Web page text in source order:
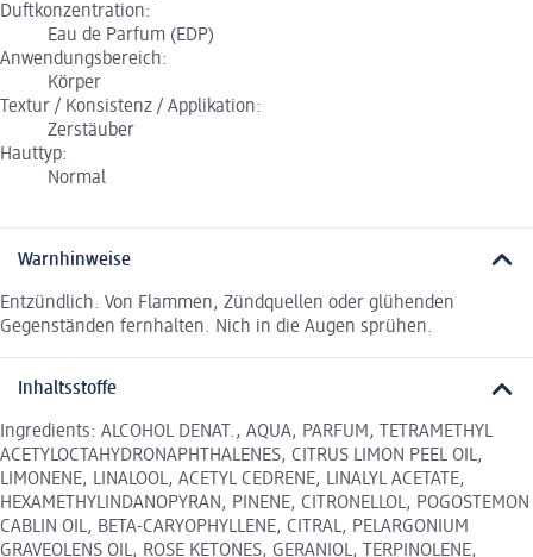
Duftkonzentration:
Eau de Parfum (EDP)
Anwendungsbereich:
Körper
Textur / Konsistenz / Applikation:
Zerstäuber
Hauttyp:
Normal
Warnhinweise
Entzündlich. Von Flammen, Zündquellen oder glühenden
Gegenständen fernhalten. Nich in die Augen sprühen.
Inhaltsstoffe
Ingredients: ALCOHOL DENAT., AQUA, PARFUM, TETRAMETHYL
ACETYLOCTAHYDRONAPHTHALENES, CITRUS LIMON PEEL OIL,
LIMONENE, LINALOOL, ACETYL CEDRENE, LINALYL ACETATE,
HEXAMETHYLINDANOPYRAN, PINENE, CITRONELLOL, POGOSTEMON
CABLIN OIL, BETA-CARYOPHYLLENE, CITRAL, PELARGONIUM
GRAVEOLENS OIL, ROSE KETONES, GERANIOL, TERPINOLENE,